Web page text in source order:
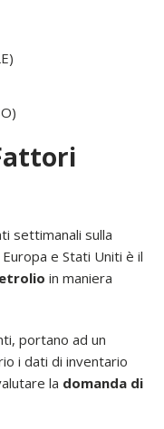
settimanali sulla
e Stati Uniti è il
in maniera
portano ad un
i dati di inventario
la domanda di